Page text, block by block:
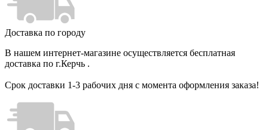
Доставка по городу
В нашем интернет-магазине осуществляется бесплатная
доставка по г.Керчь .
Срок доставки 1-3 рабочих дня с момента оформления заказа!